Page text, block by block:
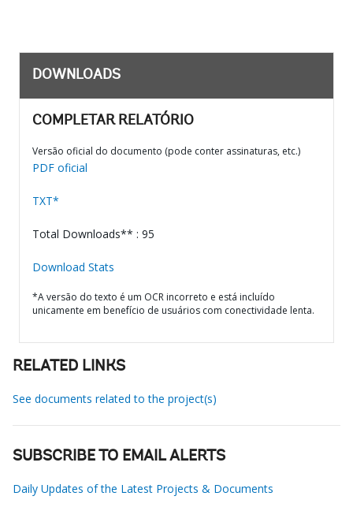
DOWNLOADS
COMPLETAR RELATÓRIO
Versão oficial do documento (pode conter assinaturas, etc.)
PDF oficial
TXT*
Total Downloads** : 95
Download Stats
*A versão do texto é um OCR incorreto e está incluído
unicamente em benefício de usuários com conectividade lenta.
RELATED LINKS
See documents related to the project(s)
SUBSCRIBE TO EMAIL ALERTS
Daily Updates of the Latest Projects & Documents